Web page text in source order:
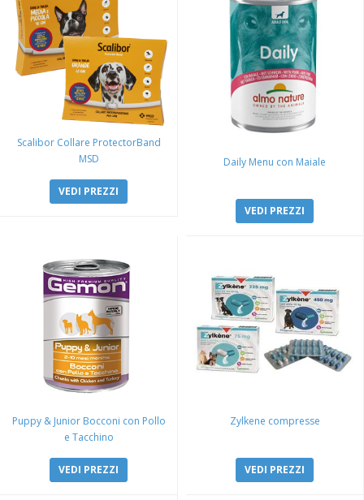
Scalibor Collare ProtectorBand
MSD
VEDI PREZZI
Daily Menu con Maiale
VEDI PREZZI
Puppy & Junior Bocconi con Pollo
e Tacchino
VEDI PREZZI
Zylkene compresse
VEDI PREZZI